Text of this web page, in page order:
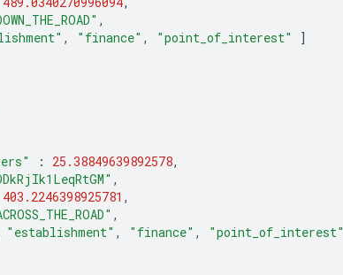
,
, "finance" , "point_of_interest"
]
: 25.38849639892578,
,
403.2246398925781 ,
,
"establishment" , "finance" , "point_of_interest"